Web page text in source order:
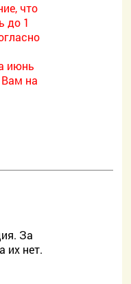
что
до 1
июнь
на
За
их нет.